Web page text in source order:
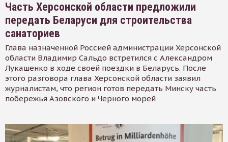
Часть Херсонской области предложили
передать Беларуси для строительства
санаториев
Глава назначенной Россией администрации Херсонской
области Владимир Сальдо встретился с Александром
Лукашенко в ходе своей поездки в Беларусь. После
этого разговора глава Херсонской области заявил
журналистам, что регион готов передать Минску часть
побережья Азовского и Черного морей